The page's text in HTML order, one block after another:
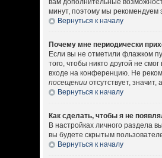
вам дополнительные
минут, поэтому мы рекомендуем
Вернуться к началу
Почему мне периодически
Если вы не отметили флажком
того, чтобы никто другой не
входе на конференцию. Не
посещении отсутствует,
Вернуться к началу
Как сделать, чтобы я не
В настройках личного раздела
вы будете скрытым
Вернуться к началу